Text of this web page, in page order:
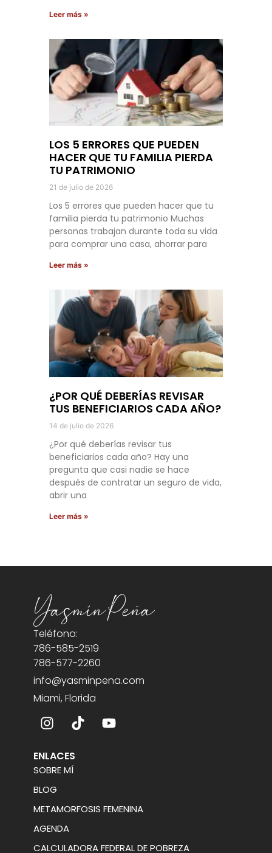
Leer más »
LOS 5 ERRORES QUE PUEDEN
HACER QUE TU FAMILIA PIERDA
TU PATRIMONIO
21 de julio de 2026
Los 5 errores que pueden hacer que tu
familia pierda tu patrimonio Muchas
personas trabajan durante toda su vida
para comprar una casa, ahorrar para
Leer más »
¿POR QUÉ DEBERÍAS REVISAR
TUS BENEFICIARIOS CADA AÑO?
14 de julio de 2026
¿Por qué deberías revisar tus
beneficiarios cada año? Hay una
pregunta que casi nadie se hace
después de contratar un seguro de vida,
abrir una
Leer más »
Teléfono:
786-585-2519
786-577-2260
info@yasminpena.com
Miami, Florida
ENLACES
SOBRE MÍ
BLOG
METAMORFOSIS FEMENINA
AGENDA
CALCULADORA FEDERAL DE POBREZA